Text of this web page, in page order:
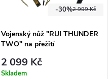
2 999 Kč
-30%
Vojenský nůž "RUI THUNDER
TWO" na přežití
2 099 Kč
Skladem